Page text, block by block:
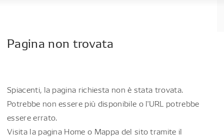
Pagina non trovata
Spiacenti, la pagina richiesta non è stata trovata.
Potrebbe non essere più disponibile o l'URL potrebbe
essere errato.
Visita la pagina Home o Mappa del sito tramite il